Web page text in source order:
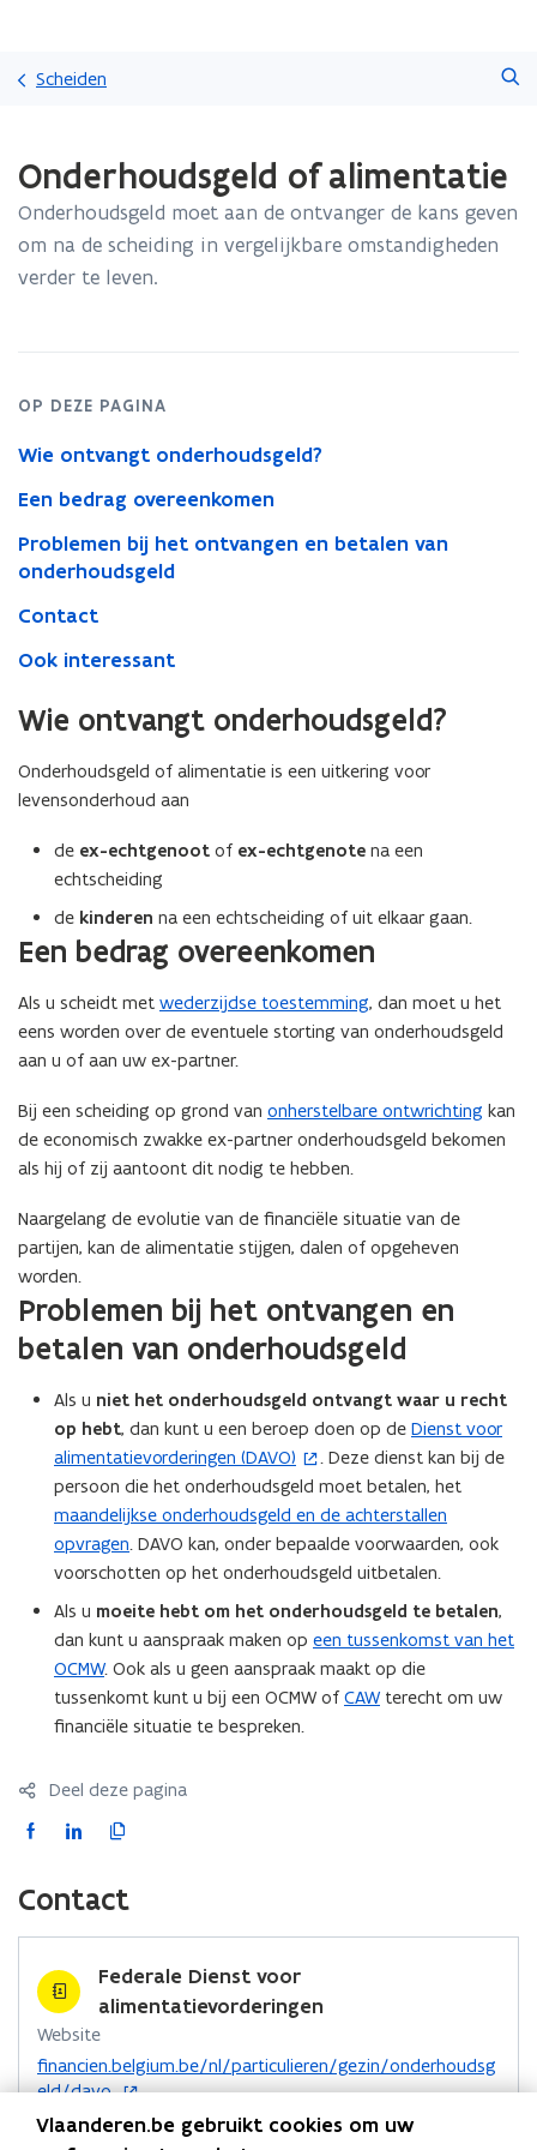
gaan
Scheiden
met
laden.
bevindt
op:
Onderhoudsgeld of alimentatie
Onderhoudsgeld moet aan de ontvanger de kans geven
om na de scheiding in vergelijkbare omstandigheden
verder te leven.
OP DEZE PAGINA
Wie ontvangt onderhoudsgeld?
Een bedrag overeenkomen
Problemen bij het ontvangen en betalen van
onderhoudsgeld
Contact
Ook interessant
Wie ontvangt onderhoudsgeld?
Onderhoudsgeld of alimentatie is een uitkering voor
levensonderhoud aan
de ex-echtgenoot of ex-echtgenote na een
echtscheiding
de kinderen na een echtscheiding of uit elkaar gaan.
Een bedrag overeenkomen
Als u scheidt met wederzijdse toestemming, dan moet u het
eens worden over de eventuele storting van onderhoudsgeld
aan u of aan uw ex-partner.
Bij een scheiding op grond van onherstelbare ontwrichting kan
de economisch zwakke ex-partner onderhoudsgeld bekomen
als hij of zij aantoont dit nodig te hebben.
Naargelang de evolutie van de financiële situatie van de
partijen, kan de alimentatie stijgen, dalen of opgeheven
worden.
Problemen bij het ontvangen en
betalen van onderhoudsgeld
Als u niet het onderhoudsgeld ontvangt waar u recht
op hebt, dan kunt u een beroep doen op de Dienst voor
alimentatievorderingen (DAVO)
(
o
p
e
n
t
n
n
i
. Deze dienst kan bij de
persoon die het onderhoudsgeld moet betalen, het
maandelijkse onderhoudsgeld en de achterstallen
opvragen. DAVO kan, onder bepaalde voorwaarden, ook
voorschotten op het onderhoudsgeld uitbetalen.
Als u moeite hebt om het onderhoudsgeld te betalen,
dan kunt u aanspraak maken op een tussenkomst van het
OCMW. Ook als u geen aanspraak maakt op die
tussenkomt kunt u bij een OCMW ofCAW terecht om uw
financiële situatie te bespreken.
Deel deze pagina
F
c
e
b
p
L
k
e
d
i
n
o
p
e
n
K
i
e
e
r
i
n
k
Contact
Federale Dienst voor
alimentatievorderingen
Website
financien.belgium.be/nl/particulieren/gezin/onderhoudsg
eld/davo
o
p
e
Telefoon
Vlaanderen.be gebruikt cookies om uw